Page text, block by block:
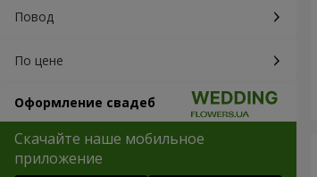
Повод
По цене
Оформление свадеб
Скачайте наше мобильное
приложение